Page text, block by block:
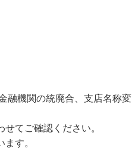
融機関の統廃合、支店名称変
てご確認ください。
す。